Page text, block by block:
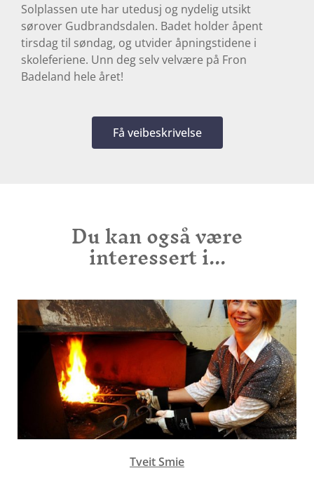
Solplassen ute har utedusj og nydelig utsikt
sørover Gudbrandsdalen. Badet holder åpent
tirsdag til søndag, og utvider åpningstidene i
skoleferiene. Unn deg selv velvære på Fron
Badeland hele året!
Få veibeskrivelse
Du kan også være
interessert i...
Tveit Smie